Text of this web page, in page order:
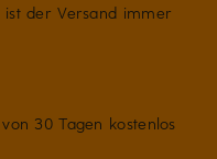
der Versand immer
30 Tagen kostenlos